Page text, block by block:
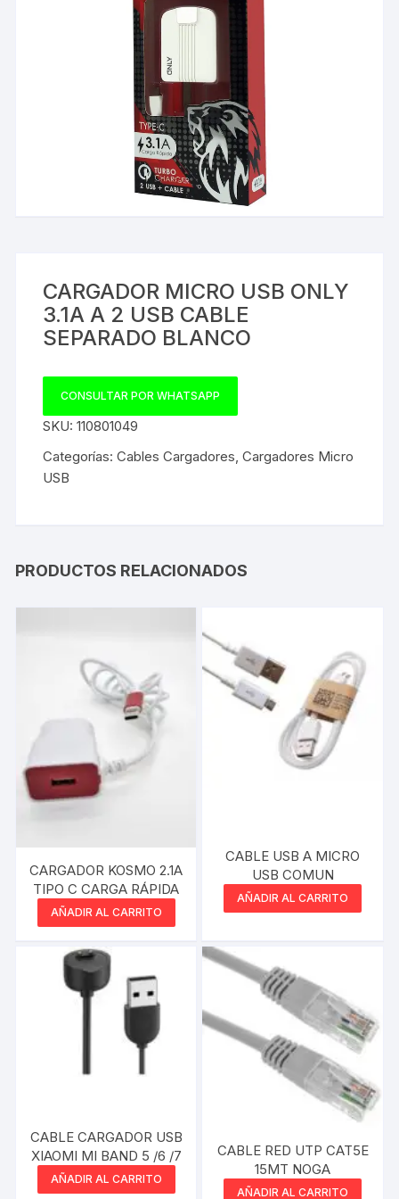
CARGADOR MICRO USB ONLY
3.1A A 2 USB CABLE
SEPARADO BLANCO
CONSULTAR POR WHATSAPP
SKU:110801049
Categorías:Cables Cargadores ,Cargadores Micro
USB
PRODUCTOS RELACIONADOS
CARGADOR KOSMO 2.1A
TIPO C CARGA RÁPIDA
AÑADIR AL CARRITO
CABLE USB A MICRO
USB COMUN
AÑADIR AL CARRITO
CABLE CARGADOR USB
XIAOMI MI BAND 5 /6 /7
AÑADIR AL CARRITO
CABLE RED UTP CAT5E
15MT NOGA
AÑADIR AL CARRITO